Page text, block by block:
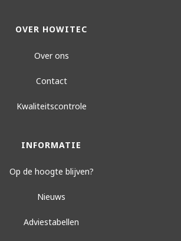
OVER HOWITEC
Over ons
Contact
Kwaliteitscontrole
INFORMATIE
Op de hoogte blijven?
Nieuws
Adviestabellen